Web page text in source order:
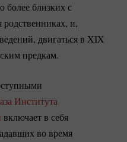
более близких с
родственниках, и,
двигаться в XIX
предкам.
Института
включает в себя
во время